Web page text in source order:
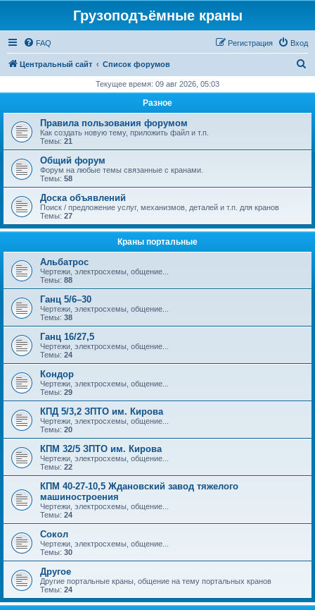
Грузоподъёмные краны
FAQ Вход
Регистрация
Центральный сайт Список форумов
с
Текущее время: 09 авг 2026, 05:03
Разное
Правила пользования форумом
Как создать новую тему, приложить файл и т.п.
Темы: 21
Общий форум
Форум на любые темы связанные с кранами.
Темы: 58
Доска объявлений
Поиск / предложение услуг, механизмов, деталей и т.п. для кранов
Темы: 27
Краны портальные
Альбатрос
Чертежи, электросхемы, общение...
Темы: 88
Ганц 5/6–30
Чертежи, электросхемы, общение...
Темы: 38
Ганц 16/27,5
Чертежи, электросхемы, общение...
Темы: 24
Кондор
Чертежи, электросхемы, общение...
Темы: 29
КПД 5/3,2 ЗПТО им. Кирова
Чертежи, электросхемы, общение...
Темы: 20
КПМ 32/5 ЗПТО им. Кирова
Чертежи, электросхемы, общение...
Темы: 22
КПМ 40-27-10,5 Ждановский завод тяжелого
машиностроения
Чертежи, электросхемы, общение...
Темы: 24
Сокол
Чертежи, электросхемы, общение...
Темы: 30
Другое
Другие портальные краны, общение на тему портальных кранов
Темы: 24